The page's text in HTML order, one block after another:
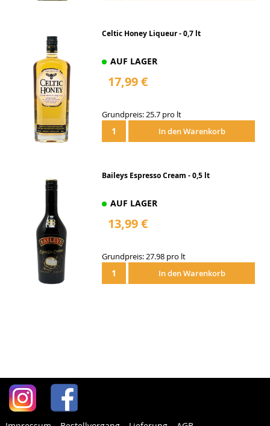
Celtic Honey Liqueur - 0,7 lt
AUF LAGER
17,99 €
Grundpreis: 25.7 pro lt
In den Warenkorb
Baileys Espresso Cream - 0,5 lt
AUF LAGER
13,99 €
Grundpreis: 27.98 pro lt
In den Warenkorb